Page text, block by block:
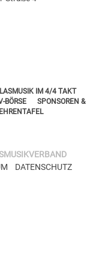
IM 4/4 TAKT
BÖRSE
SPONSOREN &
EHRENTAFEL
DATENSCHUTZ